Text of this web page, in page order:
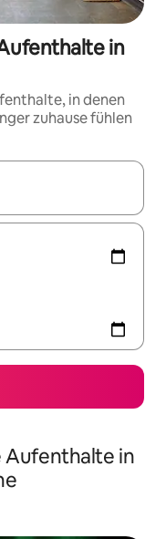
in
in denen
zuhause fühlen
mit den
Aufenthalte in